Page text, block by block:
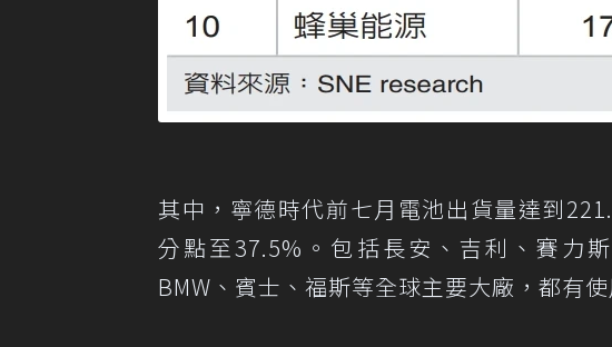
其中，寧德時代前七月電池出貨量達到
分點至37.5%。包括長安、吉利、賽力
BMW、賓士、福斯等全球主要大廠，都有